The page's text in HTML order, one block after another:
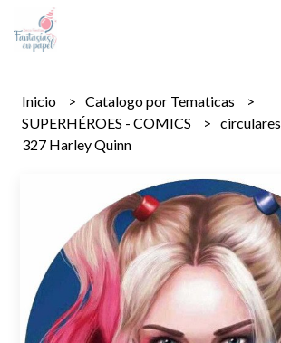
Inicio
Catalogo por Tematicas
SUPERHÉROES - COMICS
circulares
327 Harley Quinn